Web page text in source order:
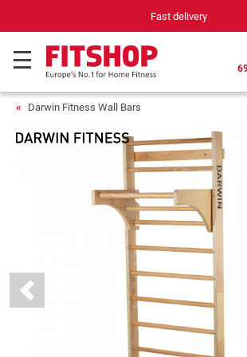
Your expert in home
Darwin Fitness Wall Bars
Previous